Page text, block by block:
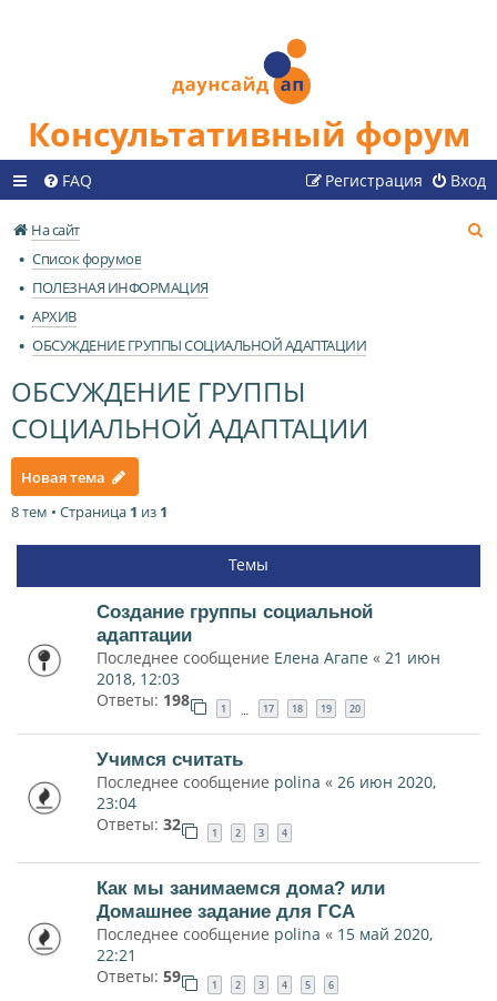
Консультативный форум
FAQ Вход
Регистрация
На сайт
Список форумов
ПОЛЕЗНАЯ ИНФОРМАЦИЯ
АРХИВ
ОБСУЖДЕНИЕ ГРУППЫ СОЦИАЛЬНОЙ АДАПТАЦИИ
ОБСУЖДЕНИЕ ГРУППЫ
СОЦИАЛЬНОЙ АДАПТАЦИИ
Новая тема
8 тем • Страница 1 из 1
Темы
Создание группы социальной
адаптации
Последнее сообщение Елена Агапе « 21 июн
2018, 12:03
Ответы: 198 1 … 17 18 19 20
Учимся считать
Последнее сообщение polina « 26 июн 2020,
23:04
Ответы: 32 1 2 3 4
Как мы занимаемся дома? или
Домашнее задание для ГСА
Последнее сообщение polina « 15 май 2020,
22:21
Ответы: 59 1 2 3 4 5 6